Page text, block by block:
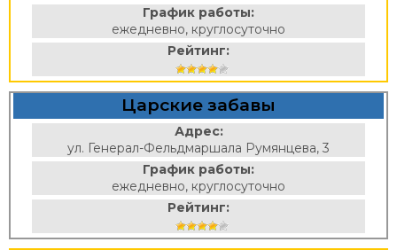
График работы:
ежедневно, круглосуточно
Рейтинг:
Царские забавы
Адрес:
ул. Генерал-Фельдмаршала Румянцева, 3
График работы:
ежедневно, круглосуточно
Рейтинг: